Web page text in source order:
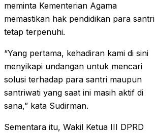
meminta Kementerian Agama
memastikan hak pendidikan para santri
tetap terpenuhi.
“Yang pertama, kehadiran kami di sini
menyikapi undangan untuk mencari
solusi terhadap para santri maupun
santriwati yang saat ini masih aktif di
sana,” kata Sudirman.
Sementara itu, Wakil Ketua III DPRD